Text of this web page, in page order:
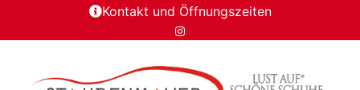
Kontakt und Öffnungszeiten